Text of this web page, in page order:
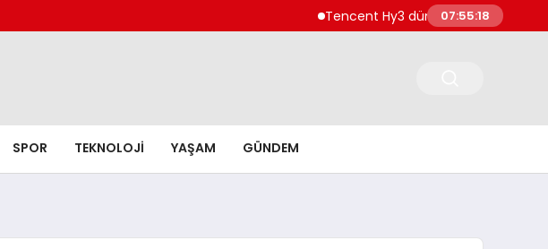
Tencent Hy3 dünya genelinde kullanıma
07:55:19
SPOR TEKNOLOJI YAŞAM GÜNDEM